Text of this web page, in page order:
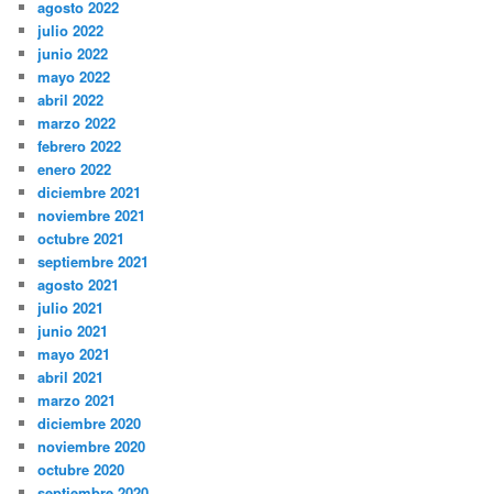
agosto 2022
julio 2022
junio 2022
mayo 2022
abril 2022
marzo 2022
febrero 2022
enero 2022
diciembre 2021
noviembre 2021
octubre 2021
septiembre 2021
agosto 2021
julio 2021
junio 2021
mayo 2021
abril 2021
marzo 2021
diciembre 2020
noviembre 2020
octubre 2020